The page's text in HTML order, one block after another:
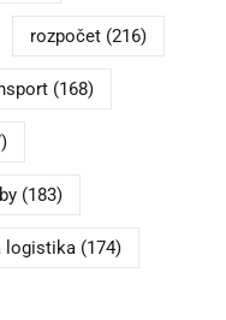
rozpočet(216)
(168)
(183)
logistika(174)